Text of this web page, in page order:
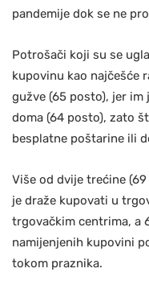
pandemije dok se ne
Potrošači koji su se
kupovinu kao najčešće
gužve (65 posto), jer
doma (64 posto), zato
besplatne poštarine ili
Više od dvije trećine
je draže kupovati u
trgovačkim centrima, a
namijenjenih kupovini
tokom praznika.